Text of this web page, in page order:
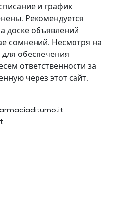
и график
Рекомендуется
доске объявлений
сомнений. Несмотря на
для обеспечения
ответственности за
через этот сайт.